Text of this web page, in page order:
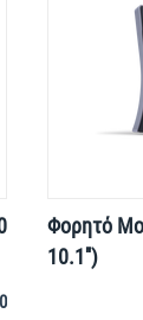
Φορητό
10.1'')